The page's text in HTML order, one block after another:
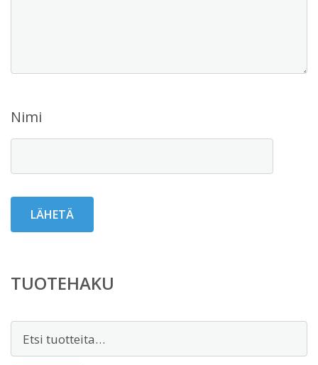
Nimi
TUOTEHAKU